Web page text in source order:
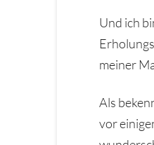
Und ich
meiner
Als
vor